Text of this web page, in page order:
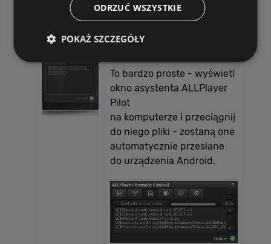
komputerem i urządzeniem
Android (tabletem lub
telefonem).
To bardzo proste - wyświetl
okno asystenta ALLPlayer
Pilot
na komputerze i przeciągnij
do niego pliki - zostaną one
automatycznie przesłane
do urządzenia Android.
ODRZUĆ WSZYSTKIE
POKAŻ SZCZEGÓŁY
Targetowanie
Funkcjonalność
Niesklasyfikowane
Wydajnościowe pliki cookie zbierają informację o
tym, w jaki sposób odwiedzający korzystają ze
strony, np. analityczne pliki cookie. Te pliki cookie
nie mogą być wykorzystywane do bezpośredniej
identyfikacji konkretnego użytkownika.
Dostawca /
Domena
Okres
przechowywania